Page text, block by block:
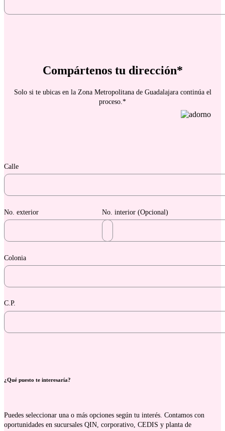
Compártenos tu dirección*
Solo si te ubicas en la Zona Metropolitana de Guadalajara continúa el
proceso.*
Calle
No. exterior No. interior (Opcional)
Colonia
C.P.
¿Qué puesto te interesaría?
Puedes seleccionar una o más opciones según tu interés. Contamos con
oportunidades en sucursales QIN, corporativo, CEDIS y planta de